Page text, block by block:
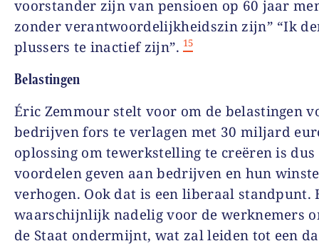
voorstander zijn van pensioen op 60 jaar
zonder verantwoordelijkheidszin zijn” “Ik
plussers te inactief zijn”. 15
Belastingen
Éric Zemmour stelt voor om de belastingen
bedrijven fors te verlagen met 30 miljard
oplossing om tewerkstelling te creëren is dus
voordelen geven aan bedrijven en hun
verhogen. Ook dat is een liberaal standpunt.
waarschijnlijk nadelig voor de werknemers
de Staat ondermijnt, wat zal leiden tot een